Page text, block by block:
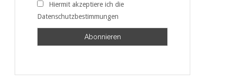
Hiermit akzeptiere ich die
Datenschutzbestimmungen